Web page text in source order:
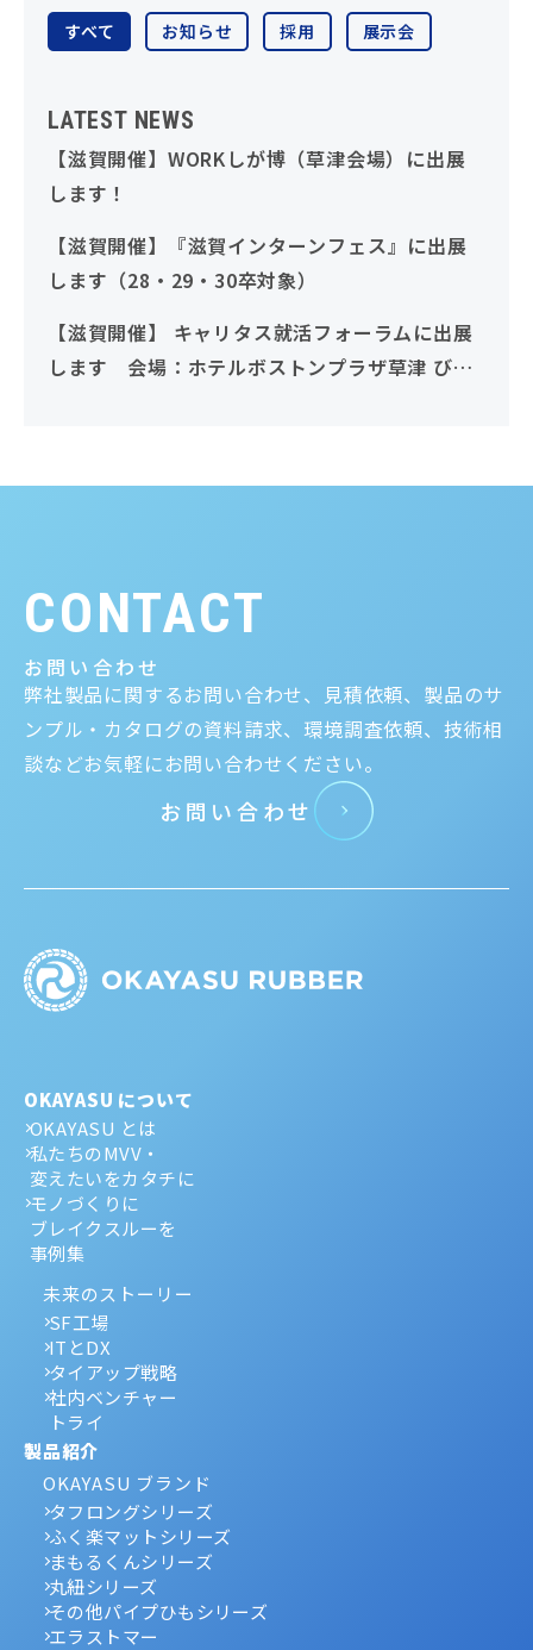
すべて お知らせ 採用 展示会
LATEST NEWS
【滋賀開催】WORKしが博（草津会場）に出展
します！
【滋賀開催】『滋賀インターンフェス』に出展
します（28・29・30卒対象）
【滋賀開催】 キャリタス就活フォーラムに出展
します 会場：ホテルボストンプラザ草津 びわ
CONTACT
お問い合わせ
弊社製品に関するお問い合わせ、見積依頼、製品のサ
ンプル・カタログの資料請求、環境調査依頼、技術相
談などお気軽にお問い合わせください。
お問い合わせ
OKAYASU について
OKAYASU とは
私たちのMVV・
変えたいをカタチに
モノづくりに
ブレイクスルーを
事例集
未来のストーリー
SF工場
ITとDX
タイアップ戦略
社内ベンチャー
トライ
製品紹介
OKAYASU ブランド
タフロングシリーズ
ふく楽マットシリーズ
まもるくんシリーズ
丸紐シリーズ
その他パイプひもシリーズ
エラストマー